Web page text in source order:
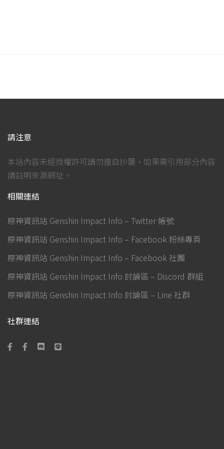
請注意
本站內容未經授權許可請勿擅自抄襲，如果需引用部分內容
請註明來源網址。
相關連結
原神資訊站 Genshin Impact Info – Twitter 帳號
原神資訊站 Genshin Impact Info – Facebook 粉絲專頁
原神資訊站 Genshin Impact Info – Facebook 社團
原神資訊站 Genshin Impact Info 討論區 – Discord 群組
原神資訊站 Genshin Impact Info 討論區 – Line 社群
社群連結